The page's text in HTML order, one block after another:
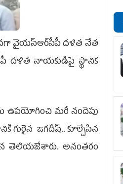
వైయ‌స్ఆర్‌సీపీ దళిత నేత
దళిత నాయకుడిపై స్థానిక
ఉపయోగించి మరీ నందెపు
గురైన జగదీష్‌.. కూల్చేసిన
తెలియజేశారు. అనంతరం